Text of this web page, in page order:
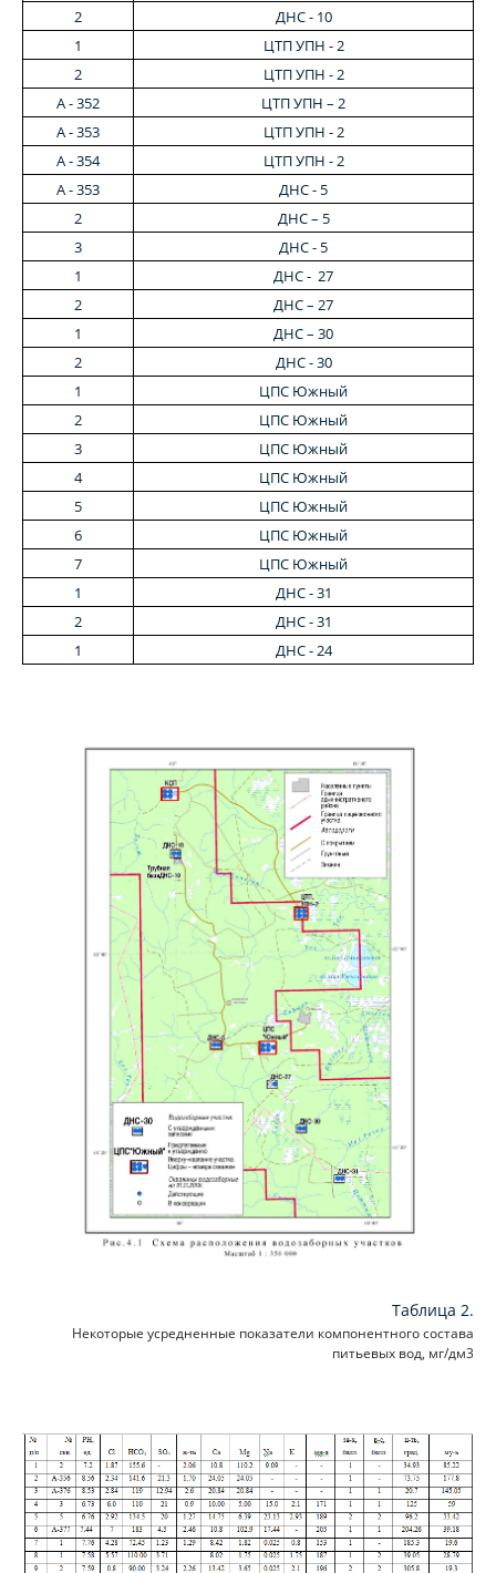
2
ДНС - 10
1
ЦТП УПН - 2
2
ЦТП УПН - 2
А - 352
ЦТП УПН – 2
А - 353
ЦТП УПН - 2
А - 354
ЦТП УПН - 2
А - 353
ДНС - 5
2
ДНС – 5
3
ДНС - 5
1
ДНС - 27
2
ДНС – 27
1
ДНС – 30
2
ДНС - 30
1
ЦПС Южный
2
ЦПС Южный
3
ЦПС Южный
4
ЦПС Южный
5
ЦПС Южный
6
ЦПС Южный
7
ЦПС Южный
1
ДНС - 31
2
ДНС - 31
1
ДНС - 24
Таблица 2.
Некоторые усредненные показатели компонентного состава
питьевых вод, мг/дм3